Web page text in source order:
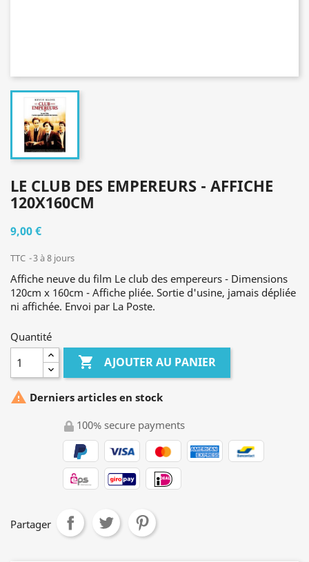
LE CLUB DES EMPEREURS - AFFICHE
120X160CM
9,00 €
TTC 3 à 8 jours
Affiche neuve du film Le club des empereurs - Dimensions
120cm x 160cm - Affiche pliée. Sortie d'usine, jamais dépliée
ni affichée. Envoi par La Poste.
Quantité
 AJOUTER AU PANIER
 Derniers articles en stock
100% secure payments
Partager